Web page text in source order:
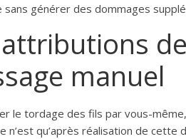
générer des dommages
manuel
le tordage des fils par vous-
n’est qu’après réalisation de